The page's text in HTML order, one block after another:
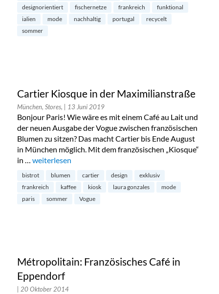
designorientiert
fischernetze frankreich
funktional
ialien
mode nachhaltig portugal
recycelt
sommer
Cartier Kiosque in der Maximilianstraße
München, Stores, | 13 Juni 2019
Bonjour Paris! Wie wäre es mit einem Café au Lait und
der neuen Ausgabe der Vogue zwischen französischen
Blumen zu sitzen? Das macht Cartier bis Ende August
in München möglich. Mit dem französischen „Kiosque“
in … „Cartier Kiosque in der Maximilianstraße“
weiterlesen
bistrot blumen cartier design
exklusiv
frankreich
kaffee kiosk laura gonzales
mode
paris
sommer Vogue
Métropolitain: Französisches Café in
Eppendorf
| 20 Oktober 2014